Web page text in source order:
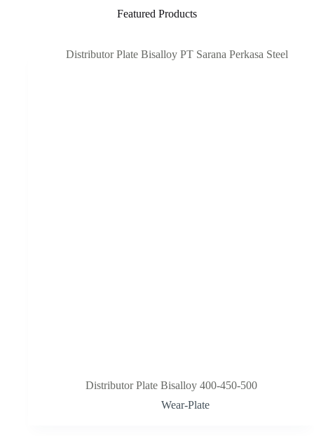
Featured Products
Distributor Plate Bisalloy 400-450-500
Wear-Plate